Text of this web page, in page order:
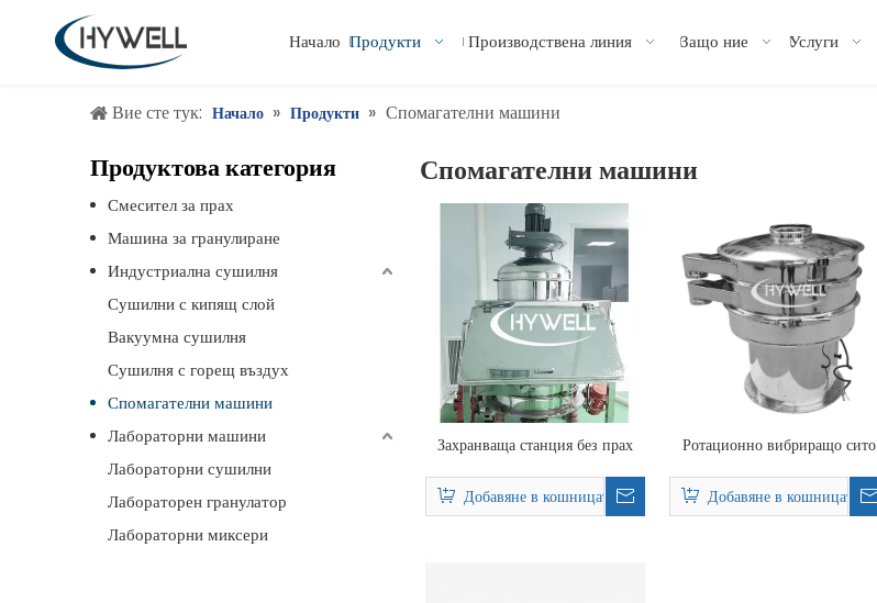
Начало Продукти Производствена линия Защо ние Услуги
Вие сте тук: Начало » Продукти » Спомагателни машини
Продуктова категория
Смесител за прах
Машина за гранулиране
Индустриална сушилня
Сушилни с кипящ слой
Вакуумна сушилня
Сушилня с горещ въздух
Спомагателни машини
Лабораторни машини
Лабораторни сушилни
Лабораторен гранулатор
Лабораторни миксери
Спомагателни машини
Захранваща станция без прах
Добавяне в кошницата
Ротационно вибриращо сито
Добавяне в кошницата